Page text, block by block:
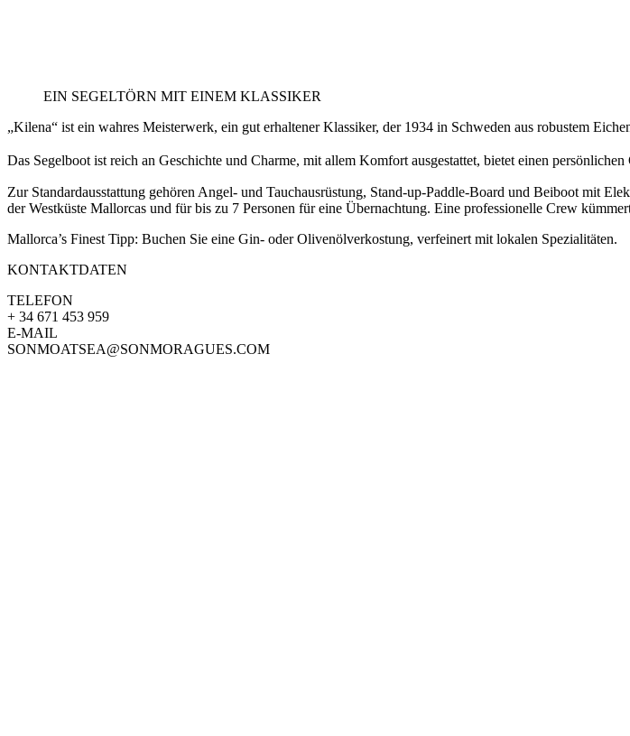
EIN SEGELTÖRN MIT EINEM KLASSIKER
„Kilena“ ist ein wahres Meisterwerk, ein gut erhaltener Klassiker, der 1934 in Schweden aus robustem
Das Segelboot ist reich an Geschichte und Charme, mit allem Komfort ausgestattet, bietet einen
Zur Standardausstattung gehören Angel- und Tauchausrüstung, Stand-up-Paddle-Board und Beiboot mit
der Westküste Mallorcas und für bis zu 7 Personen für eine Übernachtung. Eine professionelle Crew
Mallorca’s Finest Tipp: Buchen Sie eine Gin- oder Olivenölverkostung, verfeinert mit lokalen Spezialitäten.
KONTAKTDATEN
TELEFON
+ 34 671 453 959
E-MAIL
SONMOATSEA@SONMORAGUES.COM